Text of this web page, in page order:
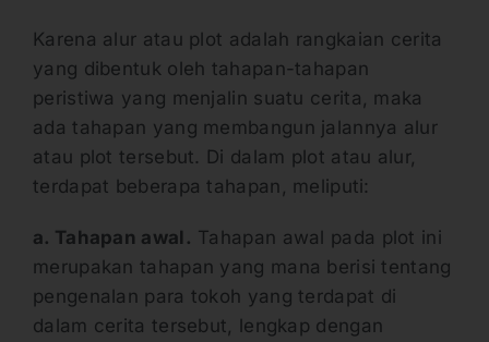
Karena alur atau plot adalah rangkaian cerita
yang dibentuk oleh tahapan-tahapan
peristiwa yang menjalin suatu cerita, maka
ada tahapan yang membangun jalannya alur
atau plot tersebut. Di dalam plot atau alur,
terdapat beberapa tahapan, meliputi:
a. Tahapan awal. Tahapan awal pada plot ini
merupakan tahapan yang mana berisi tentang
pengenalan para tokoh yang terdapat di
dalam cerita tersebut, lengkap dengan